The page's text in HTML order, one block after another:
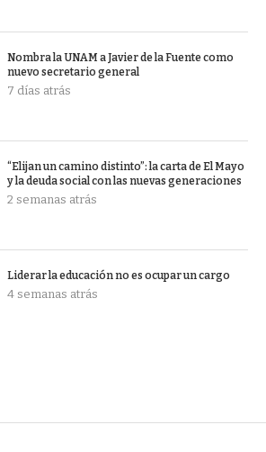
Nombra la UNAM a Javier de la Fuente como
nuevo secretario general
7 días atrás
“Elijan un camino distinto”: la carta de El Mayo
y la deuda social con las nuevas generaciones
2 semanas atrás
Liderar la educación no es ocupar un cargo
4 semanas atrás